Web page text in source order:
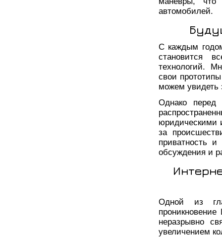
автомобилей.
С каждым
становится
технологий.
свои
можем увидеть
Однако перед
юридическими
за
приватность
обсуждения и
Одной из
неразрывно
увеличением